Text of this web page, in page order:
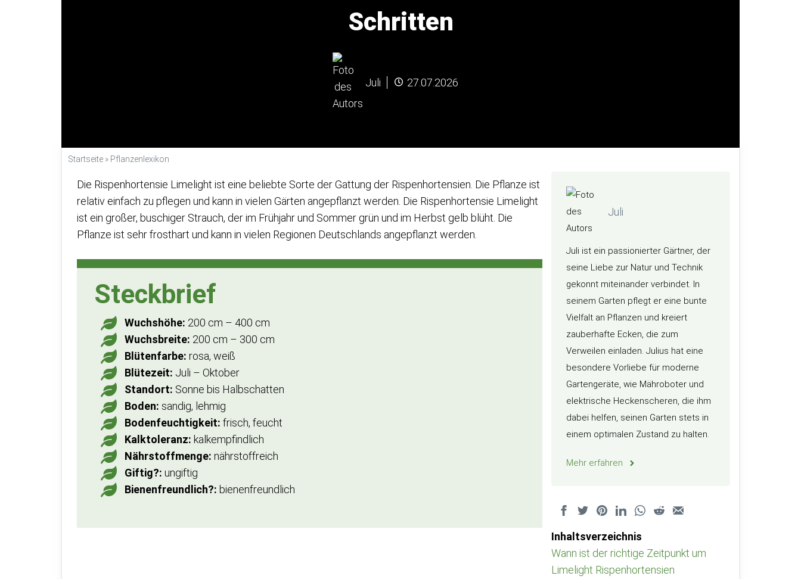
Schritten
Juli 27.07.2026
Startseite » Pflanzenlexikon
Die Rispenhortensie Limelight ist eine beliebte Sorte der Gattung der Rispenhortensien. Die Pflanze ist
relativ einfach zu pflegen und kann in vielen Gärten angepflanzt werden. Die Rispenhortensie Limelight
ist ein großer, buschiger Strauch, der im Frühjahr und Sommer grün und im Herbst gelb blüht. Die
Pflanze ist sehr frosthart und kann in vielen Regionen Deutschlands angepflanzt werden.
Steckbrief
Wuchshöhe: 200 cm – 400 cm
Wuchsbreite: 200 cm – 300 cm
Blütenfarbe: rosa, weiß
Blütezeit: Juli – Oktober
Standort: Sonne bis Halbschatten
Boden: sandig, lehmig
Bodenfeuchtigkeit: frisch, feucht
Kalktoleranz: kalkempfindlich
Nährstoffmenge: nährstoffreich
Giftig?: ungiftig
Bienenfreundlich?: bienenfreundlich
Juli
Juli ist ein passionierter Gärtner, der
seine Liebe zur Natur und Technik
gekonnt miteinander verbindet. In
seinem Garten pflegt er eine bunte
Vielfalt an Pflanzen und kreiert
zauberhafte Ecken, die zum
Verweilen einladen. Julius hat eine
besondere Vorliebe für moderne
Gartengeräte, wie Mähroboter und
elektrische Heckenscheren, die ihm
dabei helfen, seinen Garten stets in
einem optimalen Zustand zu halten.
Mehr erfahren
Inhaltsverzeichnis
Wann ist der richtige Zeitpunkt um
Limelight Rispenhortensien